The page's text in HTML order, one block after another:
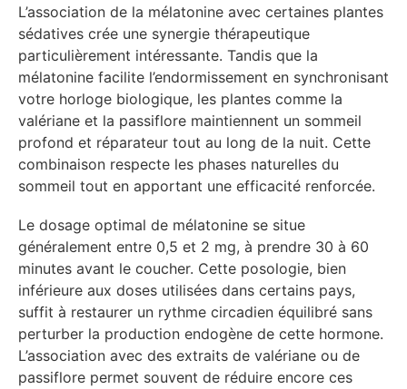
L’association de la mélatonine avec certaines plantes
sédatives crée une synergie thérapeutique
particulièrement intéressante. Tandis que la
mélatonine facilite l’endormissement en synchronisant
votre horloge biologique, les plantes comme la
valériane et la passiflore maintiennent un sommeil
profond et réparateur tout au long de la nuit. Cette
combinaison respecte les phases naturelles du
sommeil tout en apportant une efficacité renforcée.
Le dosage optimal de mélatonine se situe
généralement entre 0,5 et 2 mg, à prendre 30 à 60
minutes avant le coucher. Cette posologie, bien
inférieure aux doses utilisées dans certains pays,
suffit à restaurer un rythme circadien équilibré sans
perturber la production endogène de cette hormone.
L’association avec des extraits de valériane ou de
passiflore permet souvent de réduire encore ces